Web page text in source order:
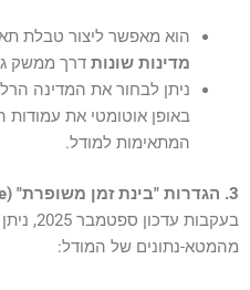
הוא מאפשר ליצור טבלת
מדינות שונותדרך ממשק
ניתן לבחור את המדינה
באופן אוטומטי את עמודות
המתאימות למודל.
3. הגדרות "בינת זמן משופרת" (Enhanced Time Intelligence)
בעקבות
מהמטא-נתונים של המודל: